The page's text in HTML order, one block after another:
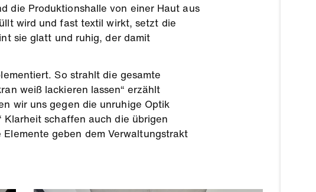
die Produktionshalle von einer Haut aus
wird und fast textil wirkt, setzt die
sie glatt und ruhig, der damit
So strahlt die gesamte
weiß lackieren lassen“ erzählt
wir uns gegen die unruhige Optik
schaffen auch die übrigen
geben dem Verwaltungstrakt